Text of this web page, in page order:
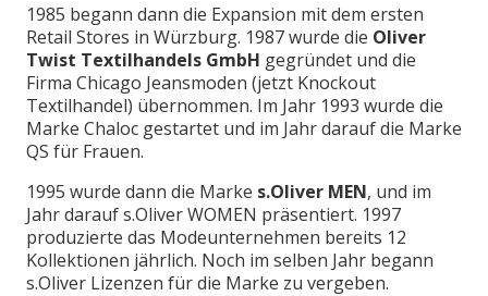
1985 begann dann die Expansion mit dem ersten
Retail Stores in Würzburg. 1987 wurde die Oliver
Twist Textilhandels GmbH gegründet und die
Firma Chicago Jeansmoden (jetzt Knockout
Textilhandel) übernommen. Im Jahr 1993 wurde die
Marke Chaloc gestartet und im Jahr darauf die Marke
QS für Frauen.
1995 wurde dann die Marke s.Oliver MEN, und im
Jahr darauf s.Oliver WOMEN präsentiert. 1997
produzierte das Modeunternehmen bereits 12
Kollektionen jährlich. Noch im selben Jahr begann
s.Oliver Lizenzen für die Marke zu vergeben.